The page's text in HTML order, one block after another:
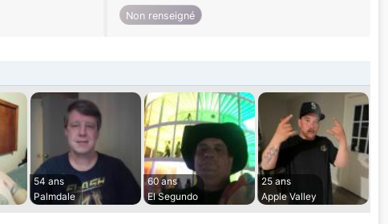
Non renseigné
54 ans
Palmdale
60 ans
El Segundo
25 ans
Apple Valley